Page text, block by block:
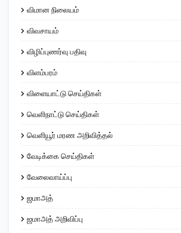
விமான நிலையம்
விவசாயம்
விழிப்புணர்வு பதிவு
விளம்பரம்
விளையாட்டு செய்திகள்
வெளிநாட்டு செய்திகள்
வெளியூர் மரண அறிவித்தல்
வேடிக்கை செய்திகள்
வேலைவாய்ப்பு
ஜமாஅத்
ஜமாஅத் அறிவிப்பு